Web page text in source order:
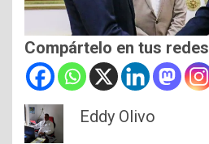
Compártelo en tus redes
Eddy Olivo